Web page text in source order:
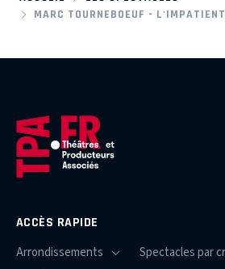
MARC TOURNEBOEUF - L'IMPATIENT
ACCÈS RAPIDE